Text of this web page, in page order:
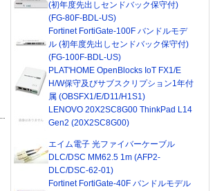
(初年度先出しセンドバック保守付)
(FG-80F-BDL-US)
Fortinet FortiGate-100F バンドルモデ
ル (初年度先出しセンドバック保守付)
(FG-100F-BDL-US)
PLAT'HOME OpenBlocks IoT FX1/E
H/W保守及びサブスクリプション1年付
属 (OBSFX1/E/D11/H1S1)
LENOVO 20X2SC8G00 ThinkPad L14
Gen2 (20X2SC8G00)
エイム電子 光ファイバーケーブル
DLC/DSC MM62.5 1m (AFP2-
DLC/DSC-62-01)
Fortinet FortiGate-40F バンドルモデル